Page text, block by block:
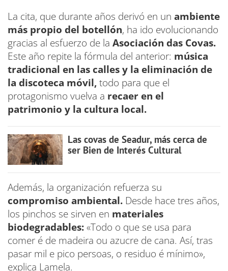
La cita, que durante años derivó en un ambiente
más propio del botellón, ha ido evolucionando
gracias al esfuerzo de la Asociación das Covas.
Este año repite la fórmula del anterior: música
tradicional en las calles y la eliminación de
la discoteca móvil,todo para que el
protagonismo vuelva a recaer en el
patrimonio y la cultura local.
Las covas de Seadur, más cerca de
ser Bien de Interés Cultural
Además, la organización refuerza su
compromiso ambiental. Desde hace tres años,
los pinchos se sirven en materiales
biodegradables:«Todo o que se usa para
comer é de madeira ou azucre de cana. Así, tras
pasar mil e pico persoas, o residuo é mínimo»,
explica Lamela.